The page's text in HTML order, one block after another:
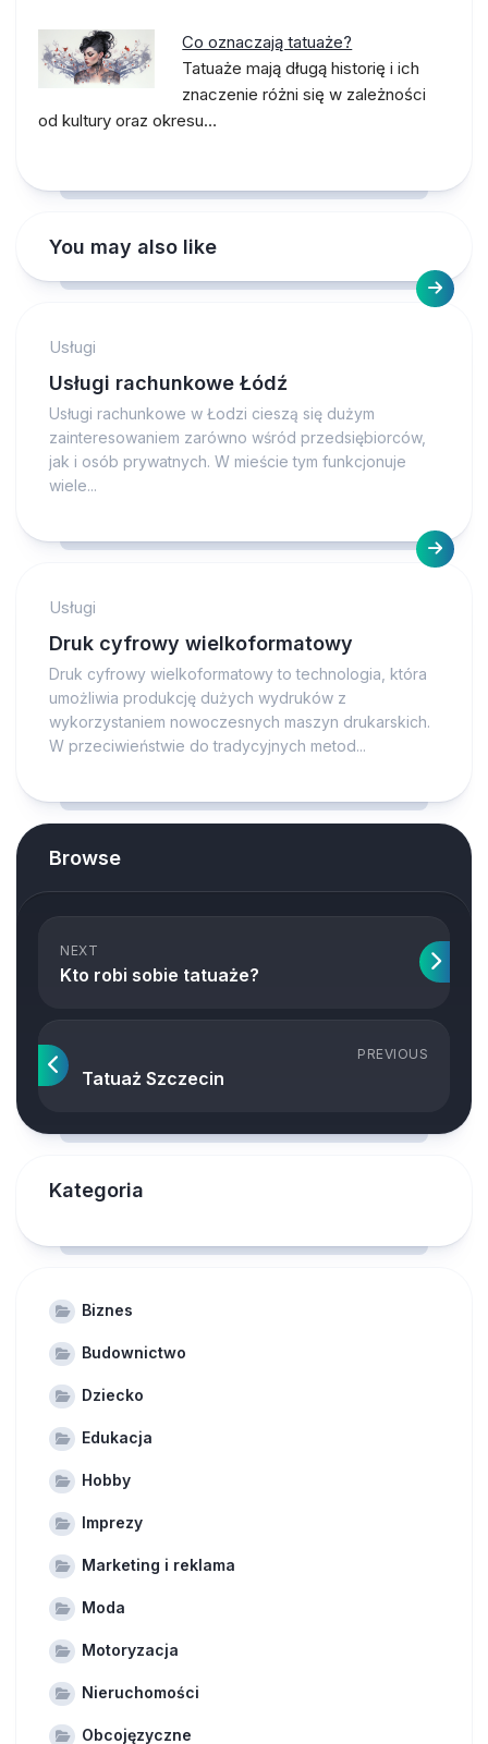
Co oznaczają tatuaże?
Tatuaże mają długą historię i ich
znaczenie różni się w zależności
od kultury oraz okresu…
You may also like
Usługi
Usługi rachunkowe Łódź
Usługi rachunkowe w Łodzi cieszą się dużym
zainteresowaniem zarówno wśród przedsiębiorców,
jak i osób prywatnych. W mieście tym funkcjonuje
wiele...
Usługi
Druk cyfrowy wielkoformatowy
Druk cyfrowy wielkoformatowy to technologia, która
umożliwia produkcję dużych wydruków z
wykorzystaniem nowoczesnych maszyn drukarskich.
W przeciwieństwie do tradycyjnych metod...
Browse
NEXT
Kto robi sobie tatuaże?
PREVIOUS
Tatuaż Szczecin
Kategoria
Biznes
Budownictwo
Dziecko
Edukacja
Hobby
Imprezy
Marketing i reklama
Moda
Motoryzacja
Nieruchomości
Obcojęzyczne